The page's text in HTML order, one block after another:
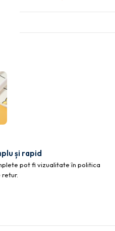
și rapid
pot fi vizualitate în politica